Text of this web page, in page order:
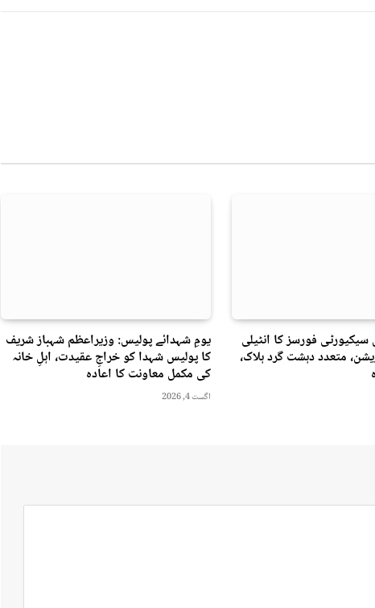
فورسز کا انٹیلی
متعدد دہشت گرد ہلاک،
یومِ شہدائے پولیس: وزیراعظم شہباز شریف
کا پولیس شہدا کو خراجِ عقیدت، اہلِ خانہ
کی مکمل معاونت کا اعادہ
اگست 4, 2026